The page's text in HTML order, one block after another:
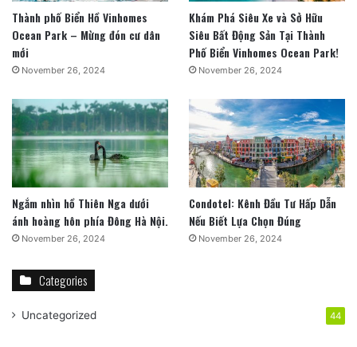
Thành phố Biển Hồ Vinhomes
Ocean Park – Mừng đón cư dân
mới
November 26, 2024
Khám Phá Siêu Xe và Sở Hữu
Siêu Bất Động Sản Tại Thành
Phố Biển Vinhomes Ocean Park!
November 26, 2024
Ngắm nhìn hồ Thiên Nga dưới
ánh hoàng hôn phía Đông Hà Nội.
November 26, 2024
Condotel: Kênh Đầu Tư Hấp Dẫn
Nếu Biết Lựa Chọn Đúng
November 26, 2024
Categories
Uncategorized 44